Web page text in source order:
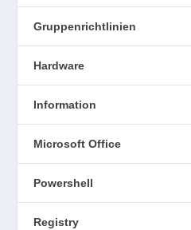
Gruppenrichtlinien
Hardware
Information
Microsoft Office
Powershell
Registry